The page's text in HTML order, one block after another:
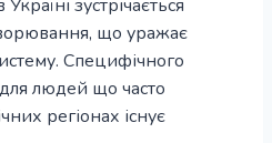
Україні зустрічається
що уражає
Специфічного
людей що часто
регіонах існує